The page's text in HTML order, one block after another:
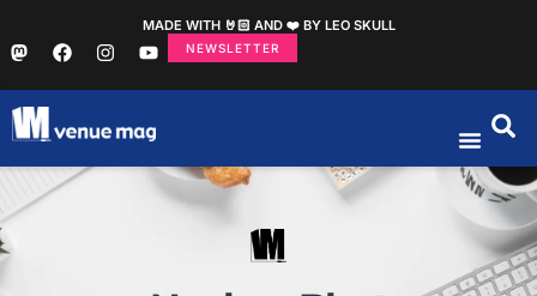
MADE WITH 🤘🏻 AND ❤️ BY LEO SKULL
NEWSLETTER